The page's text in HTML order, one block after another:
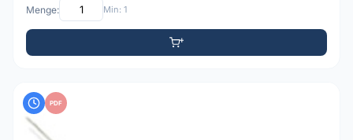
Menge: Min: 1
PDF